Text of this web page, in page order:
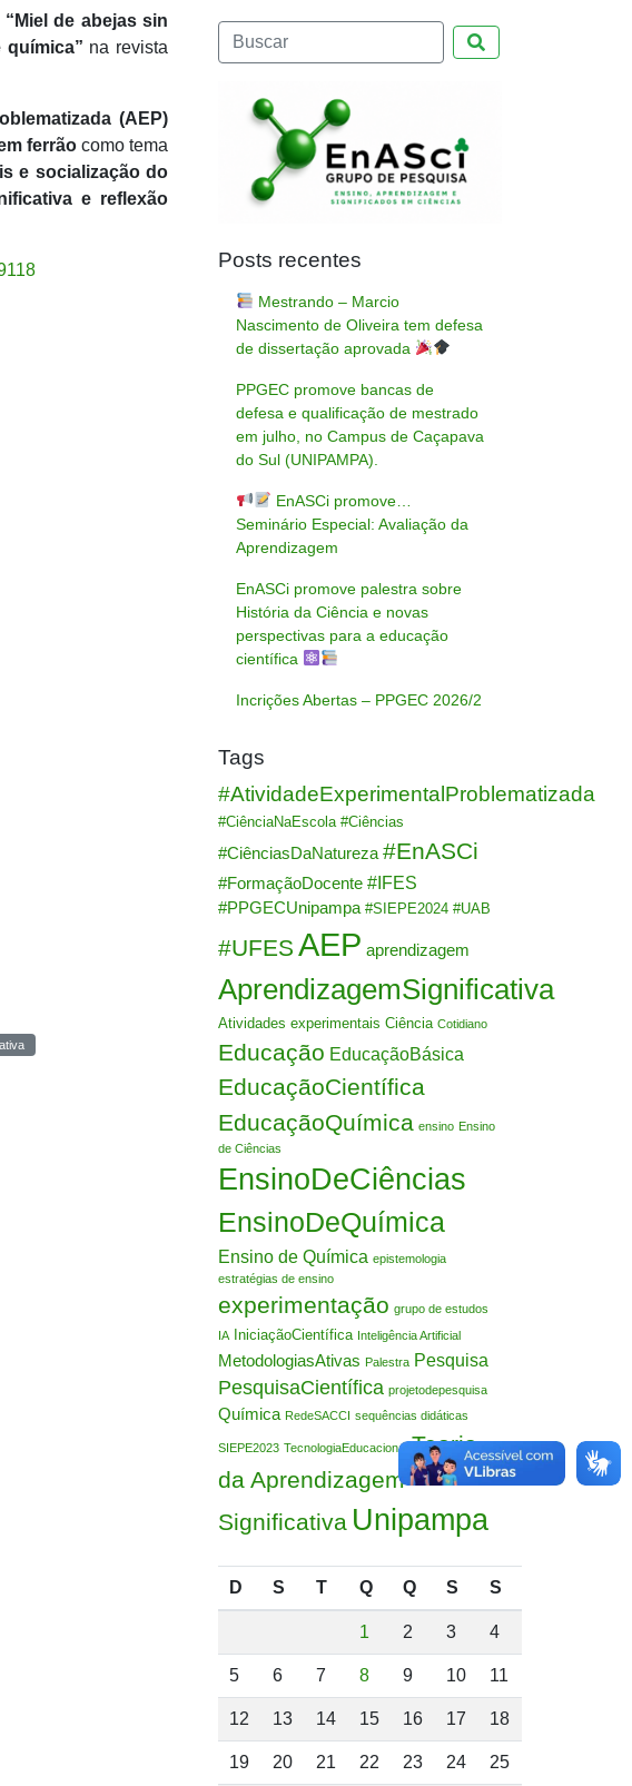
“Miel de abejas sin
na revista
(AEP)
ferrãocomo tema
e socialização do
e reflexão
Posts recentes
Mestrando – Marcio
Nascimento de Oliveira tem defesa
de dissertação aprovada
PPGEC promove bancas de
defesa e qualificação de mestrado
em julho, no Campus de Caçapava
do Sul (UNIPAMPA).
EnASCi promove…
Seminário Especial: Avaliação da
Aprendizagem
EnASCi promove palestra sobre
História da Ciência e novas
perspectivas para a educação
científica
Incrições Abertas – PPGEC 2026/2
Tags
#AtividadeExperimentalProblematizada
#CiênciaNaEscola #Ciências
#CiênciasDaNatureza #EnASCi
#FormaçãoDocente #IFES
#PPGECUnipampa #SIEPE2024 #UAB
#UFES AEP aprendizagem
AprendizagemSignificativa
Atividades experimentais Ciência Cotidiano
Educação EducaçãoBásica
EducaçãoCientífica
EducaçãoQuímica ensino Ensino
de Ciências
EnsinoDeCiências
EnsinoDeQuímica
Ensino de Química epistemologia
estratégias de ensino
experimentação grupo de estudos
IA IniciaçãoCientífica Inteligência Artificial
MetodologiasAtivas Palestra Pesquisa
PesquisaCientífica projetodepesquisa
Química RedeSACCI sequências didáticas
SIEPE2023 TecnologiaEducacional Teoria
da Aprendizagem
Significativa Unipampa
D S T Q Q S S
1 2 3 4
5 6 7 8 9 10 11
12 13 14 15 16 17 18
19 20 21 22 23 24 25